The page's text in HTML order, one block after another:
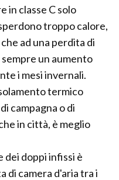
in classe C solo
troppo calore,
ad una perdita di
un aumento
i mesi invernali.
termico
campagna o di
in città, è meglio
doppi infissi è
di camera d'aria tra i